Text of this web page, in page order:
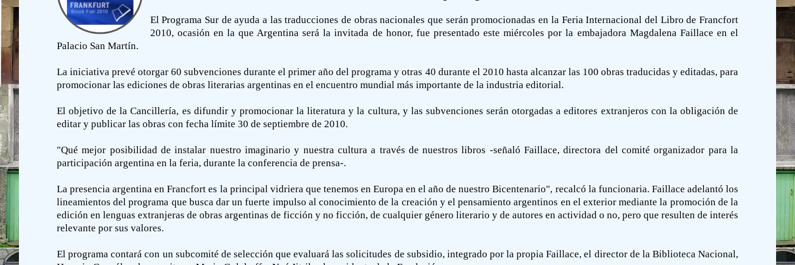
El Programa Sur de ayuda a las traducciones de obras nacionales que serán promocionadas en la Feria Internacional del Libro de Francfort
2010, ocasión en la que Argentina será la invitada de honor, fue presentado este miércoles por la embajadora Magdalena Faillace en el
Palacio San Martín.
La iniciativa prevé otorgar 60 subvenciones durante el primer año del programa y otras 40 durante el 2010 hasta alcanzar las 100 obras traducidas y editadas, para
promocionar las ediciones de obras literarias argentinas en el encuentro mundial más importante de la industria editorial.
El objetivo de la Cancillería, es difundir y promocionar la literatura y la cultura, y las subvenciones serán otorgadas a editores extranjeros con la obligación de
editar y publicar las obras con fecha límite 30 de septiembre de 2010.
"Qué mejor posibilidad de instalar nuestro imaginario y nuestra cultura a través de nuestros libros -señaló Faillace, directora del comité organizador para la
participación argentina en la feria, durante la conferencia de prensa-.
La presencia argentina en Francfort es la principal vidriera que tenemos en Europa en el año de nuestro Bicentenario", recalcó la funcionaria. Faillace adelantó los
lineamientos del programa que busca dar un fuerte impulso al conocimiento de la creación y el pensamiento argentinos en el exterior mediante la promoción de la
edición en lenguas extranjeras de obras argentinas de ficción y no ficción, de cualquier género literario y de autores en actividad o no, pero que resulten de interés
relevante por sus valores.
El programa contará con un subcomité de selección que evaluará las solicitudes de subsidio, integrado por la propia Faillace, el director de la Biblioteca Nacional,